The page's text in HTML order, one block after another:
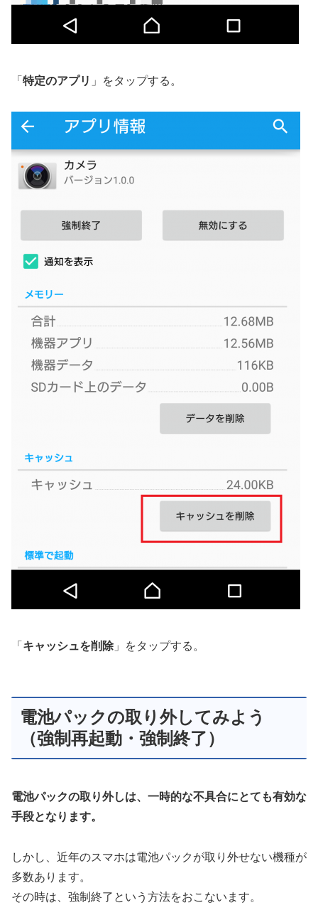
「 特定のアプリ 」をタップする。
「 キャッシュを削除」をタップする。
電池パックの取り外してみよう
（強制再起動・強制終了）
電池パックの取り外しは、一時的な不具合にとても有効な
手段となります。
しかし、近年のスマホは電池パックが取り外せない機種が
多数あります。
その時は、強制終了という方法をおこないます。